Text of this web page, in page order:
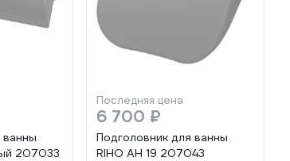
ванны
207033
Последняя цена
6 700 ₽
Подголовник для ванны
RIHO AH 19 207043